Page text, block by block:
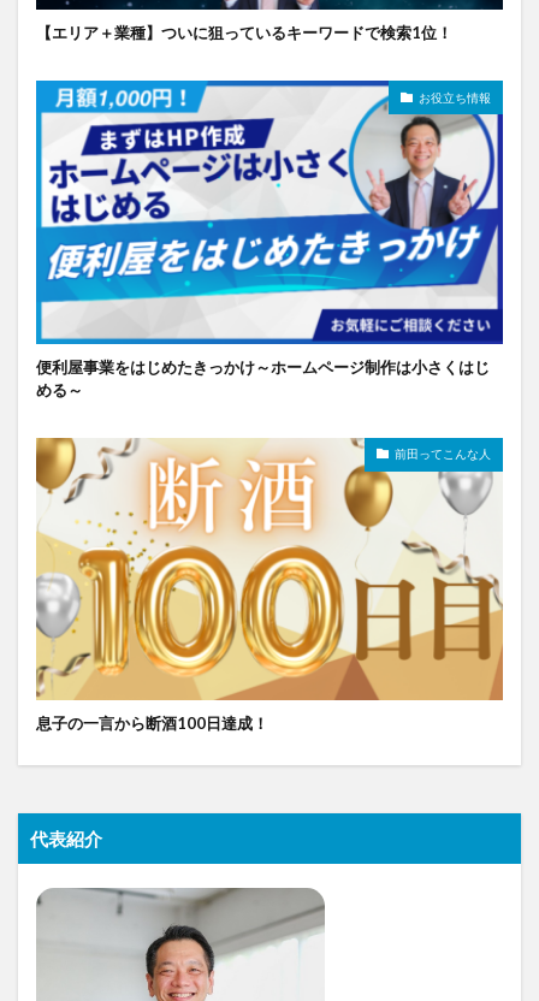
【エリア＋業種】ついに狙っているキーワードで検索1位！
お役立ち情報
便利屋事業をはじめたきっかけ～ホームページ制作は小さくはじ
める～
前田ってこんな人
息子の一言から断酒100日達成！
代表紹介